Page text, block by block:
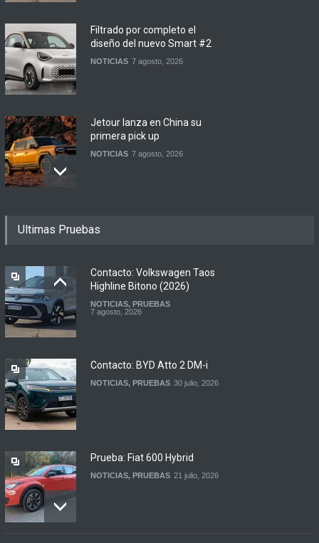
Filtrado por completo el
diseño del nuevo Smart #2
NOTICIAS 7 agosto, 2026
Jetour lanza en China su
primera pick up
NOTICIAS 7 agosto, 2026
renovadas S2 y Skua 150 en
7 agosto, 2026
Argentina y Ecuador
Ultimas Pruebas
Contacto: Volkswagen Taos
Highline Bitono (2026)
NOTICIAS, PRUEBAS
7 agosto, 2026
Contacto: BYD Atto 2 DM-i
NOTICIAS, PRUEBAS 30 julio, 2026
Prueba: Fiat 600 Hybrid
NOTICIAS, PRUEBAS 21 julio, 2026